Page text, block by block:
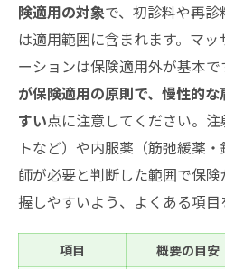
険適用の対象で、初診料や再
は適用範囲に含まれます。マ
ーションは保険適用外が基本で
が保険適用の原則で、慢性的
すい点に注意してください。
トなど）や内服薬（筋弛緩薬
師が必要と判断した範囲で保
握しやすいよう、よくある項目
項目 概要の目安